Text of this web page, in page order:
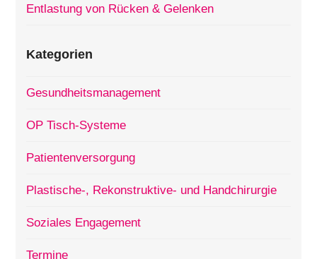
Entlastung von Rücken & Gelenken
Kategorien
Gesundheitsmanagement
OP Tisch-Systeme
Patientenversorgung
Plastische-, Rekonstruktive- und Handchirurgie
Soziales Engagement
Termine